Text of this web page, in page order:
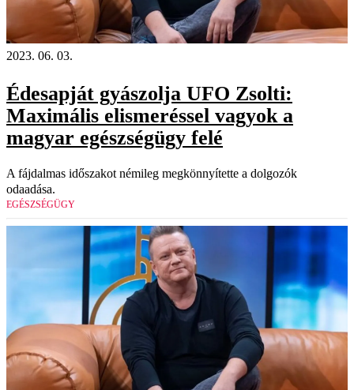
2023. 06. 03.
Édesapját gyászolja UFO Zsolti:
Maximális elismeréssel vagyok a
magyar egészségügy felé
A fájdalmas időszakot némileg megkönnyítette a dolgozók
odaadása.
EGÉSZSÉGÜGY